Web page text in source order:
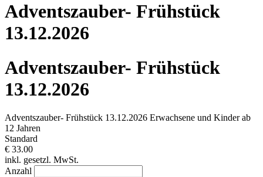
Adventszauber- Frühstück
13.12.2026
Adventszauber- Frühstück
13.12.2026
Adventszauber- Frühstück 13.12.2026 Erwachsene und Kinder ab
12 Jahren
Standard
€ 33.00
inkl. gesetzl. MwSt.
Anzahl